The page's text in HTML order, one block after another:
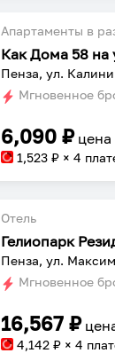
Апартаменты в
Как Дома 58 на
Пенза, ул.
Мгновенное
6,090 ₽
1,523 ₽ × 4
Отель
Гелиопарк
Пенза, ул.
Мгновенное
16,567 ₽
4,142 ₽ × 4